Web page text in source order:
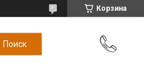
Корзина